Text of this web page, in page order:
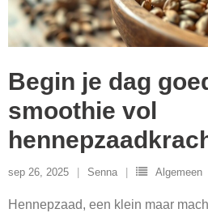
Begin je dag
smoothie vol
sep 26, 2025 Senna Algemeen
Hennepzaad, een klein maar